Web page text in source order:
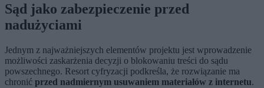
Sąd jako zabezpieczenie przed
nadużyciami
Jednym z najważniejszych elementów projektu jest wprowadzenie
możliwości zaskarżenia decyzji o blokowaniu treści do sądu
powszechnego. Resort cyfryzacji podkreśla, że rozwiązanie ma
chronić przed nadmiernym usuwaniem materiałów z internetu.